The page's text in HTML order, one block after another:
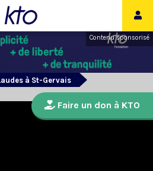
Contenu sponsorisé
à St-Gervais
Faire un don à KTO